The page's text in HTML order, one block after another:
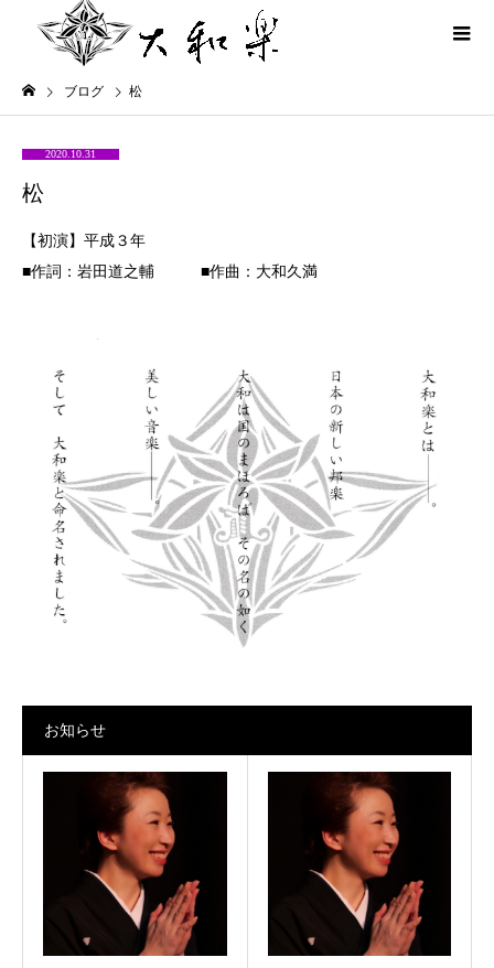
ブログ 松
2020.10.31
松
【初演】平成３年
■作詞：岩田道之輔 ■作曲：大和久満
お知らせ